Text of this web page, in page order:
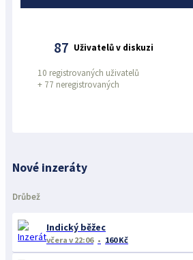
87 Uživatelů v diskuzi
10 registrovaných uživatelů
+ 77 neregistrovaných
Nové inzeráty
Drůbež
Indický běžec
včera v 22:06 160 Kč